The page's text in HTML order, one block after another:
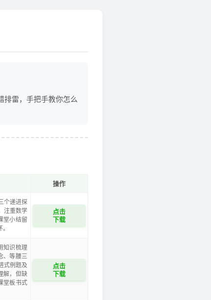
排雷，手把手教你怎么
操作
个递进探
注重数学
堂小结留
点击
下载
知识梳理
、等腰三
式例题及
解，但缺
堂板书式
点击
下载